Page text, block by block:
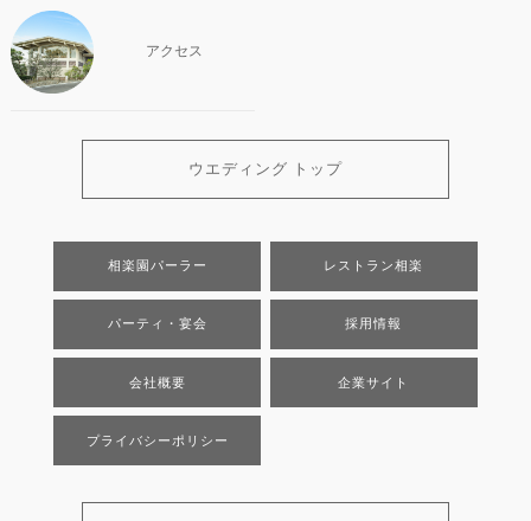
アクセス
ウエディング トップ
相楽園パーラー レストラン相楽
パーティ・宴会 採用情報
会社概要 企業サイト
プライバシーポリシー